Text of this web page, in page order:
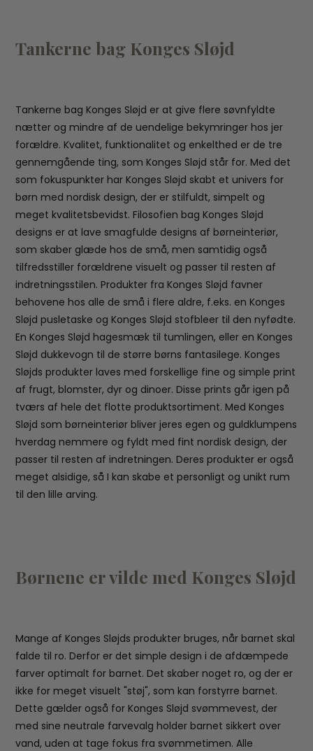
Tankerne bag Konges Sløjd
Tankerne bag Konges Sløjd er at give flere søvnfyldte
nætter og mindre af de uendelige bekymringer hos jer
forældre. Kvalitet, funktionalitet og enkelthed er de tre
gennemgående ting, som Konges Sløjd står for. Med det
som fokuspunkter har Konges Sløjd skabt et univers for
børn med nordisk design, der er stilfuldt, simpelt og
meget kvalitetsbevidst. Filosofien bag Konges Sløjd
designs er at lave smagfulde designs af børneinteriør,
som skaber glæde hos de små, men samtidig også
tilfredsstiller forældrene visuelt og passer til resten af
indretningsstilen. Produkter fra Konges Sløjd favner
behovene hos alle de små i flere aldre, f.eks. en Konges
Sløjd pusletaske og Konges Sløjd stofbleer til den nyfødte.
En Konges Sløjd hagesmæk til tumlingen, eller en Konges
Sløjd dukkevogn til de større børns fantasilege. Konges
Sløjds produkter laves med forskellige fine og simple print
af frugt, blomster, dyr og dinoer. Disse prints går igen på
tværs af hele det flotte produktsortiment. Med Konges
Sløjd som børneinteriør bliver jeres egen og guldklumpens
hverdag nemmere og fyldt med fint nordisk design, der
passer til resten af indretningen. Deres produkter er også
meget alsidige, så I kan skabe et personligt og unikt rum
til den lille arving.
Børnene er vilde med Konges Sløjd
Mange af Konges Sløjds produkter bruges, når barnet skal
falde til ro. Derfor er det simple design i de afdæmpede
farver optimalt for barnet. Det skaber noget ro, og der er
ikke for meget visuelt "støj", som kan forstyrre barnet.
Dette gælder også for Konges Sløjd svømmevest, der
med sine neutrale farvevalg holder barnet sikkert over
vand, uden at tage fokus fra svømmetimen. Alle